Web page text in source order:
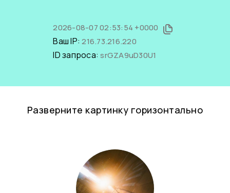
2026-08-07 02:53:54 +0000
Ваш IP:216.73.216.220
ID запроса:srGZA9uD30U1
Разверните картинку горизонтально